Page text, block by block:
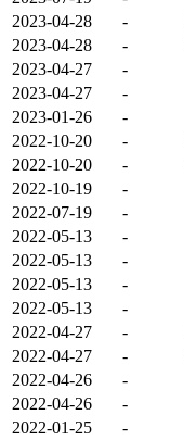
2023-04-28
-
2023-04-28
-
2023-04-27
-
2023-04-27
-
2023-01-26
-
2022-10-20
-
2022-10-20
-
2022-10-19
-
2022-07-19
-
2022-05-13
-
2022-05-13
-
2022-05-13
-
2022-05-13
-
2022-04-27
-
2022-04-27
-
2022-04-26
-
2022-04-26
-
2022-01-25
-